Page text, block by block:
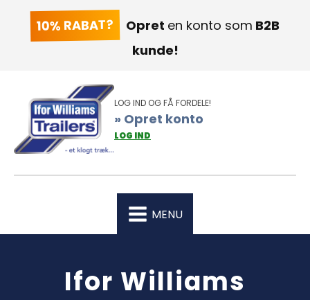
10% RABAT? Opret en konto som B2B
kunde!
LOG IND OG FÅ FORDELE!
» Opret konto
LOG IND
MENU
Ifor Williams